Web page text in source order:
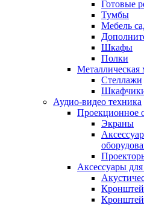
Готовые
Тумбы
Мебель
Шкафы
Полки
Металлическая
Стеллажи
Аудио-видео техника
Проекционное
Экраны
Аксессуары